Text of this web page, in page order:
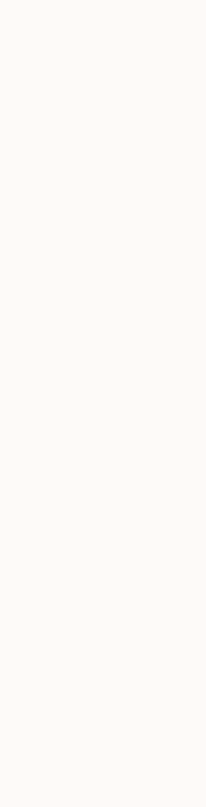
des
Krups, ou
dans une
semaines selon
À
ET KRUPS
les
l’entretien
selon les
de gamme,
d’entretien,